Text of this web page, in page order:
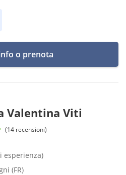
o prenota
Valentina Viti
(14 recensioni)
esperienza)
(FR)